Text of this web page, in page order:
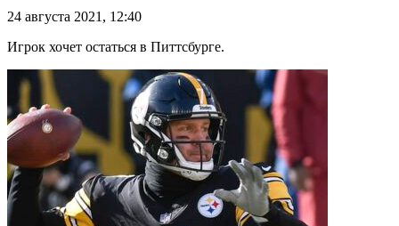
24 августа 2021, 12:40
Игрок хочет остаться в Питтсбурге.